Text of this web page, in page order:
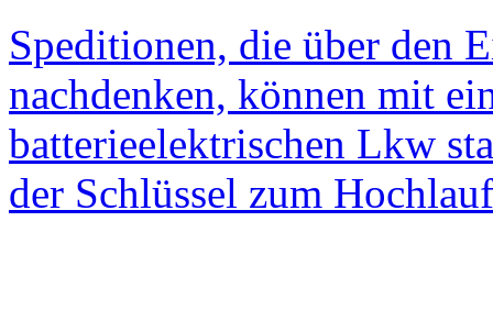
Speditionen, die über den
nachdenken, können mit
batterieelektrischen Lkw
der Schlüssel zum